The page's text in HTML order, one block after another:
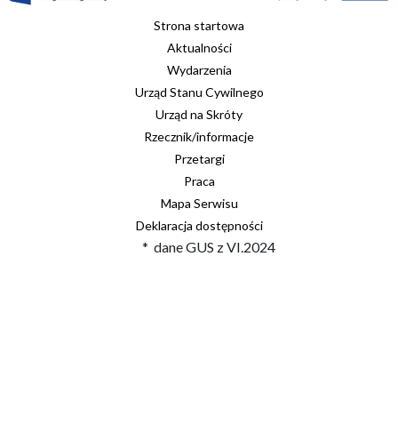
Strona startowa
Aktualności
Wydarzenia
Urząd Stanu Cywilnego
Urząd na Skróty
Rzecznik/informacje
Przetargi
Praca
Mapa Serwisu
Deklaracja dostępności
* dane GUS z VI.2024